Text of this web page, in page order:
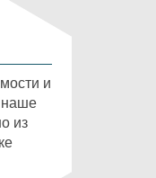
и
наше
из